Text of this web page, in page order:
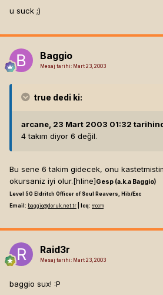
u suck ;)
Baggio
Mesaj tarihi: Mart 23, 2003
true dedi ki:
arcane, 23 Mart 2003 01:32
4 takım diyor 6 değil.
Bu sene 6 takim gidecek, onu
okursaniz iyi olur.[hline]Gesp (a.k.a Baggio)
Level 50 Eldritch Officer of Soul Reavers, Hib/Exc
Email: baggio@doruk.net.tr | Icq: 5100111
Raid3r
Mesaj tarihi: Mart 23, 2003
baggio sux! :P